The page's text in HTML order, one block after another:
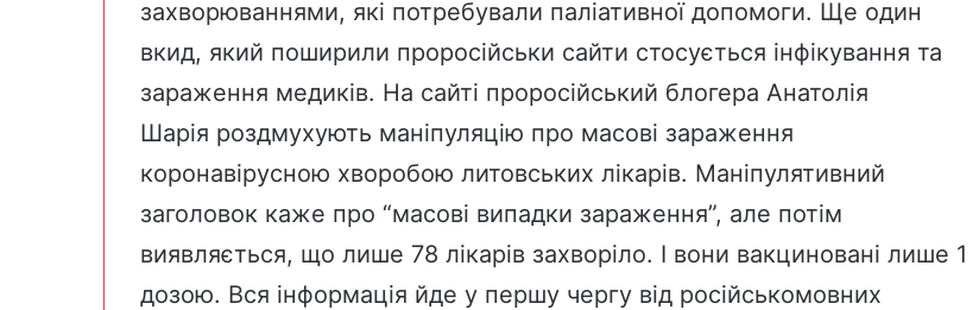
захворюваннями, які потребували паліативної допомоги. Ще один
вкид, який поширили проросійськи сайти стосується інфікування та
зараження медиків. На сайті проросійський блогера Анатолія
Шарія роздмухують маніпуляцію про масові зараження
коронавірусною хворобою литовських лікарів. Маніпулятивний
заголовок каже про “масові випадки зараження”, але потім
виявляється, що лише 78 лікарів захворіло. І вони вакциновані лише 1
дозою. Вся інформація йде у першу чергу від російськомовних